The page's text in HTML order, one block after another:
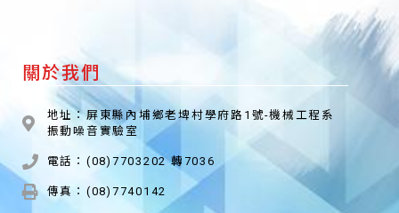
關於我們
地址：屏東縣內埔鄉老埤村學府路1號-機械工程系
振動噪音實驗室
電話：(08)7703202 轉7036
傳真：(08)7740142